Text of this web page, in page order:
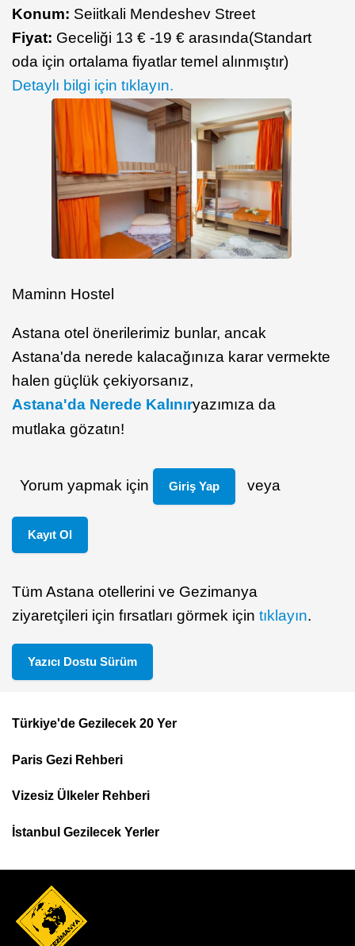
Konum: Seiitkali Mendeshev Street
Fiyat: Geceliği 13 € -19 € arasında(Standart
oda için ortalama fiyatlar temel alınmıştır)
Detaylı bilgi için tıklayın.
Maminn Hostel
Astana otel önerilerimiz bunlar, ancak
Astana'da nerede kalacağınıza karar vermekte
halen güçlük çekiyorsanız,
Astana'da Nerede Kalınıryazımıza da
mutlaka gözatın!
Yorum yapmak için Giriş Yap veya
Kayıt Ol
Tüm Astana otellerini ve Gezimanya
ziyaretçileri için fırsatları görmek için tıklayın.
Yazıcı Dostu Sürüm
Top
Menu
Türkiye'de Gezilecek 20 Yer
Paris Gezi Rehberi
Vizesiz Ülkeler Rehberi
İstanbul Gezilecek Yerler